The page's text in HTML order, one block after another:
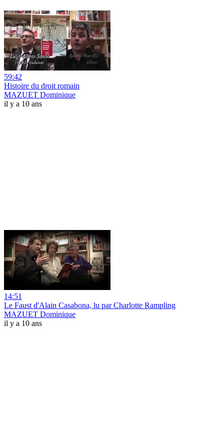
59:42
Histoire du droit romain
MAZUET Dominique
il y a 10 ans
14:51
Le Faust d'Alain Casabona, lu par Charlotte Rampling
MAZUET Dominique
il y a 10 ans